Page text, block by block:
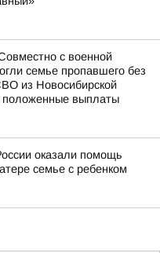
с военной
семье пропавшего без
из Новосибирской
положенные выплаты
оказали помощь
семье с ребенком